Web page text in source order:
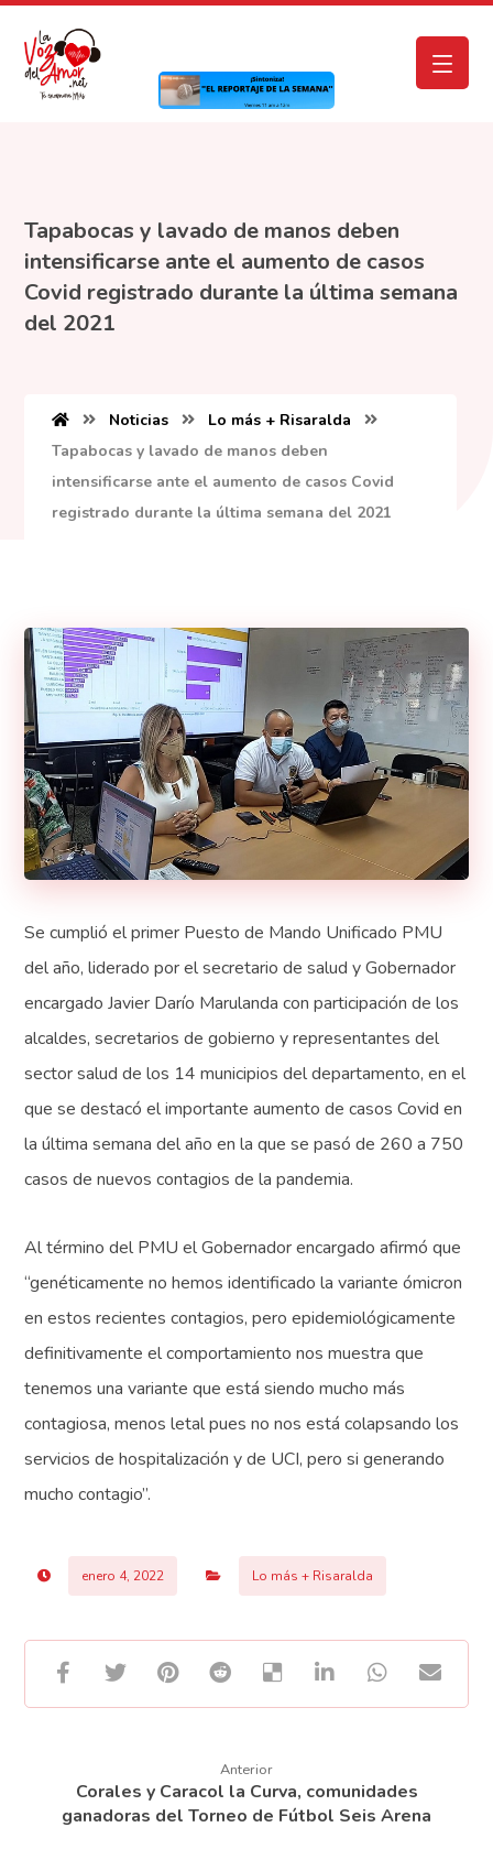
Tapabocas y lavado de manos deben
intensificarse ante el aumento de casos
Covid registrado durante la última semana
del 2021
Noticias
Lo más + Risaralda
Tapabocas y lavado de manos deben
intensificarse ante el aumento de casos Covid
registrado durante la última semana del 2021
Se cumplió el primer Puesto de Mando Unificado PMU
del año, liderado por el secretario de salud y Gobernador
encargado Javier Darío Marulanda con participación de los
alcaldes, secretarios de gobierno y representantes del
sector salud de los 14 municipios del departamento, en el
que se destacó el importante aumento de casos Covid en
la última semana del año en la que se pasó de 260 a 750
casos de nuevos contagios de la pandemia.
Al término del PMU el Gobernador encargado afirmó que
“genéticamente no hemos identificado la variante ómicron
en estos recientes contagios, pero epidemiológicamente
definitivamente el comportamiento nos muestra que
tenemos una variante que está siendo mucho más
contagiosa, menos letal pues no nos está colapsando los
servicios de hospitalización y de UCI, pero si generando
mucho contagio”.
enero 4, 2022 Lo más + Risaralda
Anterior
Corales y Caracol la Curva, comunidades
ganadoras del Torneo de Fútbol Seis Arena